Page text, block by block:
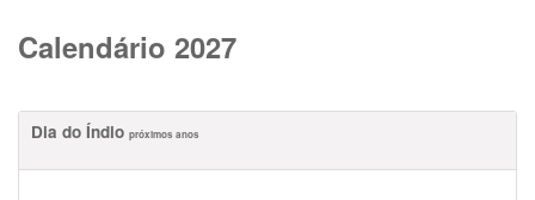
Calendário 2027
Dia do Índio próximos anos